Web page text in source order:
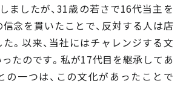
ましたが、31歳の若さで16代当主を
念を貫いたことで、反対する人は店
。以来、当社にはチャレンジする文
たのです。私が17代目を継承してあ
の一つは、この文化があったことで